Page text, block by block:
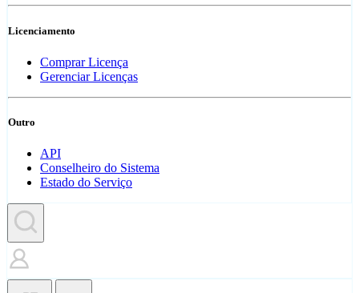
Licenciamento
Comprar Licença
Gerenciar Licenças
Outro
API
Conselheiro do Sistema
Estado do Serviço